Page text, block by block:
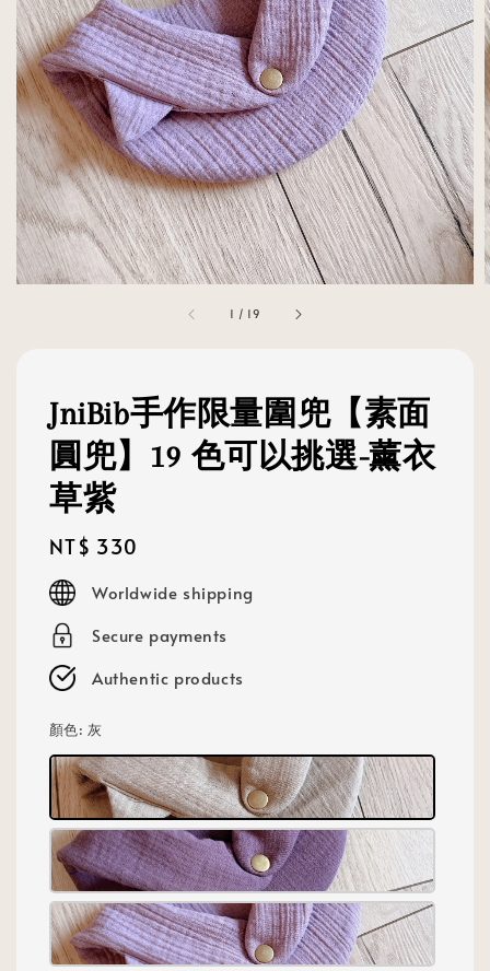
1 / 19
JniBib手作限量圍兜【素面
圓兜】19 色可以挑選-薰衣
草紫
Regular
price
NT$ 330
Worldwide shipping
Secure payments
Authentic products
顏色: 灰